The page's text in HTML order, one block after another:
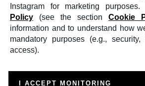
Crediti
©2025GIOIELLERIA M.R. DI
MASSIMILIANOPI:
a medula web release
Supporto
Mandaci un WhatsApp
Mandaci un e-mail
Instagram for marketing
Policy
(see the section Cookie
information and to understand how
mandatory purposes (e.g.,
access).
I ACCEPT MONITORING